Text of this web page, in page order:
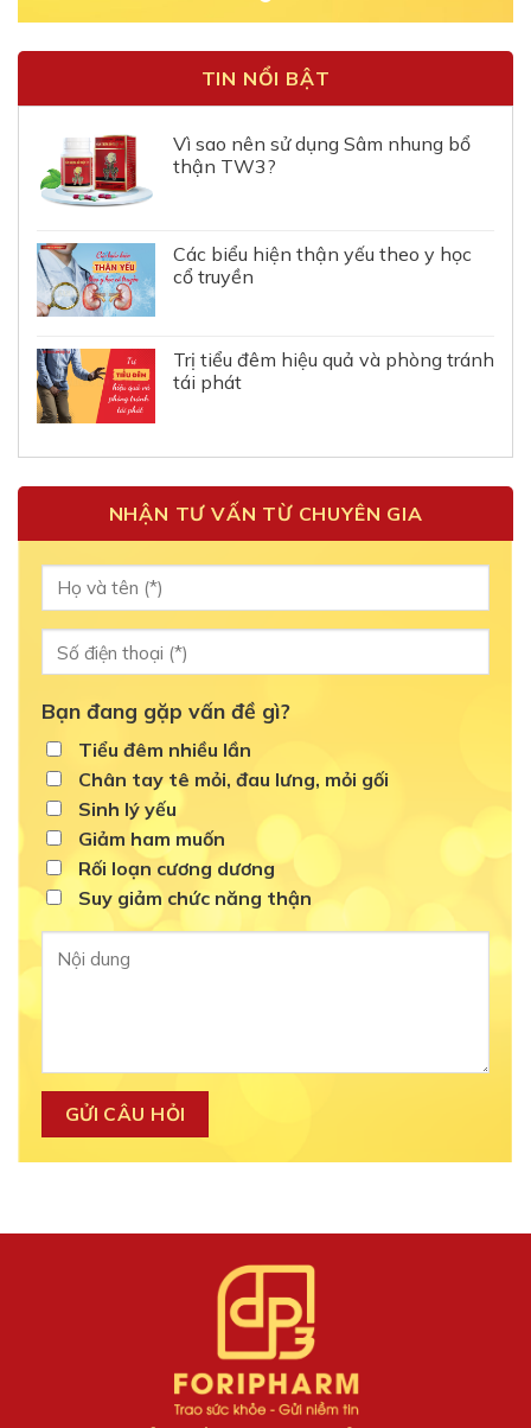
TIN NỔI BẬT
Vì sao nên sử dụng Sâm nhung bổ
thận TW3?
Các biểu hiện thận yếu theo y học
cổ truyền
Trị tiểu đêm hiệu quả và phòng tránh
tái phát
NHẬN TƯ VẤN TỪ CHUYÊN GIA
Bạn đang gặp vấn đề gì?
Tiểu đêm nhiều lần
Chân tay tê mỏi, đau lưng, mỏi gối
Sinh lý yếu
Giảm ham muốn
Rối loạn cương dương
Suy giảm chức năng thận